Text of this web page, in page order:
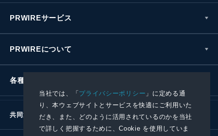
当社では、「プライバシーポリシー 」に定める通
り、本ウェブサイトとサービスを快適にご利用いた
だき、また、どのように活用されているのかを当社
で詳しく把握するために、Cookie を使用していま
PRWIREサービス
PRWIREについて
各種お問い合わせ
共同通信社グループ